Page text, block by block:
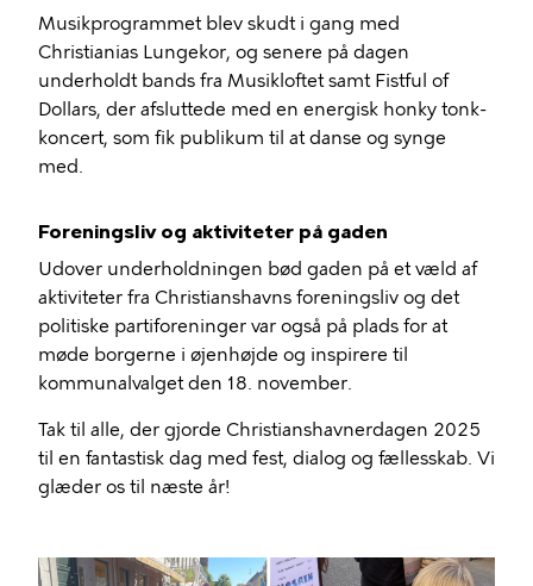
Musikprogrammet blev skudt i gang med
Christianias Lungekor, og senere på dagen
underholdt bands fra Musikloftet samt Fistful of
Dollars, der afsluttede med en energisk honky tonk-
koncert, som fik publikum til at danse og synge
med.
Foreningsliv og aktiviteter på gaden
Udover underholdningen bød gaden på et væld af
aktiviteter fra Christianshavns foreningsliv og det
politiske partiforeninger var også på plads for at
møde borgerne i øjenhøjde og inspirere til
kommunalvalget den 18. november.
Tak til alle, der gjorde Christianshavnerdagen 2025
til en fantastisk dag med fest, dialog og fællesskab. Vi
glæder os til næste år!